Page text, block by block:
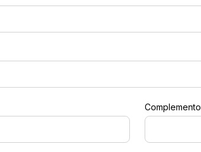
Complemento